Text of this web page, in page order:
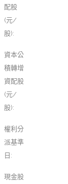
配股
(元/
股):
資本公
積轉增
資配股
(元/
股):
權利分
派基準
日:
現金股